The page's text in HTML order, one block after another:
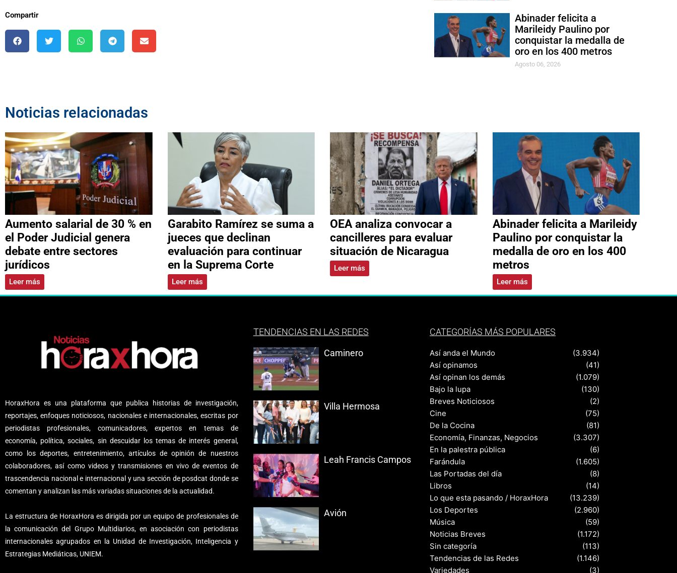
Compartir
Abinader felicita a
Marileidy Paulino por
conquistar la medalla de
oro en los 400 metros
Agosto 06, 2026
Noticias relacionadas
Aumento salarial de 30 % en
el Poder Judicial genera
debate entre sectores
jurídicos
Leer más
Garabito Ramírez se suma a
jueces que declinan
evaluación para continuar
en la Suprema Corte
Leer más
OEA analiza convocar a
cancilleres para evaluar
situación de Nicaragua
Leer más
Abinader felicita a Marileidy
Paulino por conquistar la
medalla de oro en los 400
metros
Leer más
HoraxHora es una plataforma que publica historias de investigación,
reportajes, enfoques noticiosos, nacionales e internacionales, escritas por
periodistas profesionales, comunicadores, expertos en temas de
economía, política, sociales, sin descuidar los temas de interés general,
como los deportes, entretenimiento, artículos de opinión de nuestros
colaboradores, así como videos y transmisiones en vivo de eventos de
trascendencia nacional e internacional y una sección de posdcat donde se
comentan y analizan las más variadas situaciones de la actualidad.
La estructura de HoraxHora es dirigida por un equipo de profesionales de
la comunicación del Grupo Multidiarios, en asociación con periodistas
internacionales agrupados en la Unidad de Investigación, Inteligencia y
Estrategias Mediáticas, UNIEM.
TENDENCIAS EN LAS REDES
Caminero
Villa Hermosa
Leah Francis Campos
Avión
CATEGORÍAS MÁS POPULARES
Así anda el Mundo
(3.934)
Así opinamos
(41)
Así opinan los demás
(1.079)
Bajo la lupa
(130)
Breves Noticiosos
(2)
Cine
(75)
De la Cocina
(81)
Economía, Finanzas, Negocios
(3.307)
En la palestra pública
(6)
Farándula
(1.605)
Las Portadas del día
(8)
Libros
(14)
Lo que esta pasando / HoraxHora
(13.239)
Los Deportes
(2.960)
Música
(59)
Noticias Breves
(1.172)
Sin categoría
(113)
Tendencias de las Redes
(1.146)
Variedades
(3)